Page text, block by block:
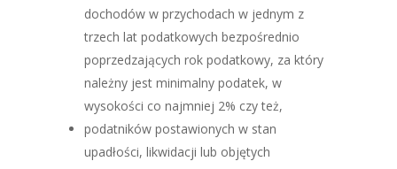
dochodów w przychodach w jednym z
trzech lat podatkowych bezpośrednio
poprzedzających rok podatkowy, za który
należny jest minimalny podatek, w
wysokości co najmniej 2% czy też,
podatników postawionych w stan
upadłości, likwidacji lub objętych